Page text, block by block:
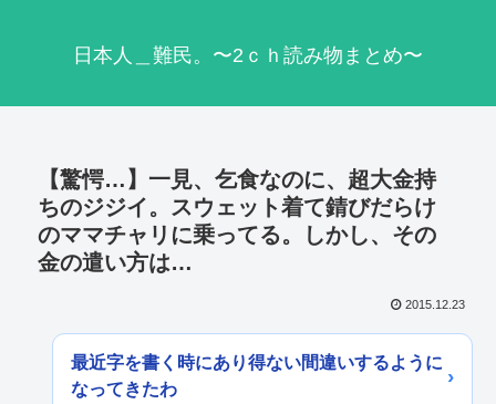
日本人＿難民。〜2ｃｈ読み物まとめ〜
【驚愕…】一見、乞食なのに、超大金持
ちのジジイ。スウェット着て錆びだらけ
のママチャリに乗ってる。しかし、その
金の遣い方は…
2015.12.23
最近字を書く時にあり得ない間違いするように
なってきたわ